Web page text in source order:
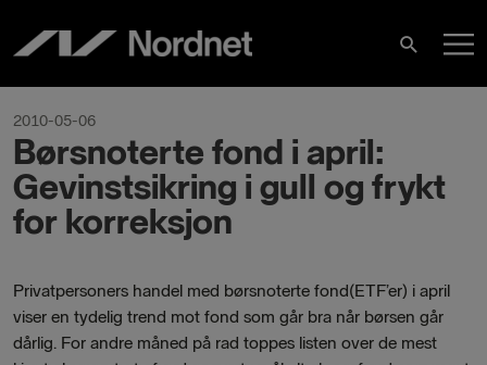
innehåll
Sök
2010-05-06
Børsnoterte fond i april:
Gevinstsikring i gull og frykt
for korreksjon
Privatpersoners handel med børsnoterte fond(ETF’er) i april
viser en tydelig trend mot fond som går bra når børsen går
dårlig. For andre måned på rad toppes listen over de mest